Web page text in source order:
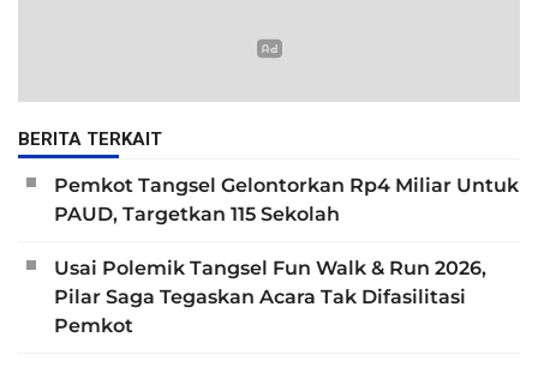
BERITA TERKAIT
Pemkot Tangsel Gelontorkan Rp4 Miliar Untuk
PAUD, Targetkan 115 Sekolah
Usai Polemik Tangsel Fun Walk & Run 2026,
Pilar Saga Tegaskan Acara Tak Difasilitasi
Pemkot